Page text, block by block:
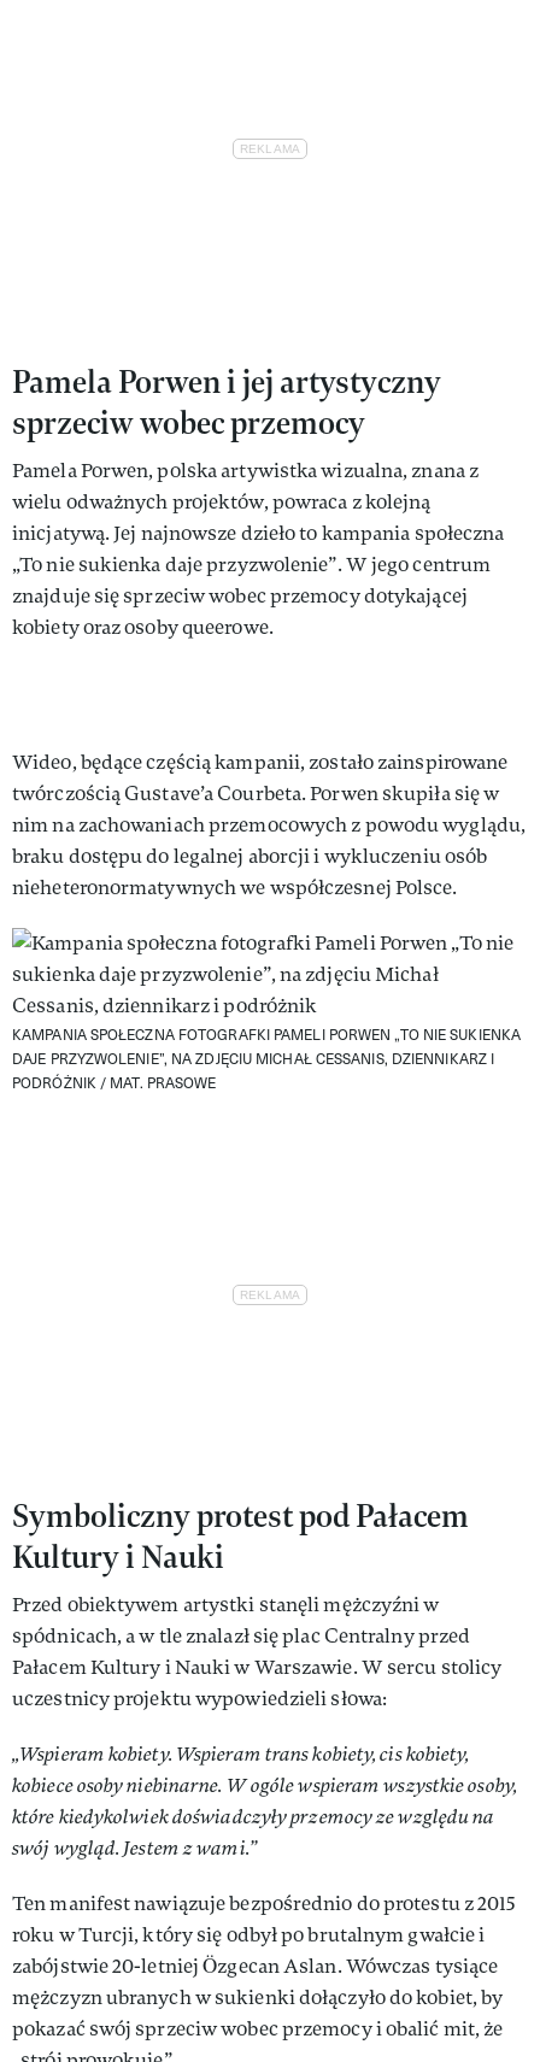
Pamela Porwen i jej artystyczny
sprzeciw wobec przemocy
Pamela Porwen, polska artywistka wizualna, znana z
wielu odważnych projektów, powraca z kolejną
inicjatywą. Jej najnowsze dzieło to kampania społeczna
„To nie sukienka daje przyzwolenie”. W jego centrum
znajduje się sprzeciw wobec przemocy dotykającej
kobiety oraz osoby queerowe.
Wideo, będące częścią kampanii, zostało zainspirowane
twórczością Gustave’a Courbeta. Porwen skupiła się w
nim na zachowaniach przemocowych z powodu wyglądu,
braku dostępu do legalnej aborcji i wykluczeniu osób
nieheteronormatywnych we współczesnej Polsce.
KAMPANIA SPOŁECZNA FOTOGRAFKI PAMELI PORWEN „TO NIE SUKIENKA
DAJE PRZYZWOLENIE”, NA ZDJĘCIU MICHAŁ CESSANIS, DZIENNIKARZ I
PODRÓŻNIK / MAT. PRASOWE
Symboliczny protest pod Pałacem
Kultury i Nauki
Przed obiektywem artystki stanęli mężczyźni w
spódnicach, a w tle znalazł się plac Centralny przed
Pałacem Kultury i Nauki w Warszawie. W sercu stolicy
uczestnicy projektu wypowiedzieli słowa:
„Wspieram kobiety. Wspieram trans kobiety, cis kobiety,
kobiece osoby niebinarne. W ogóle wspieram wszystkie osoby,
które kiedykolwiek doświadczyły przemocy ze względu na
swój wygląd. Jestem z wami.”
Ten manifest nawiązuje bezpośrednio do protestu z 2015
roku w Turcji, który się odbył po brutalnym gwałcie i
zabójstwie 20-letniej Özgecan Aslan. Wówczas tysiące
mężczyzn ubranych w sukienki dołączyło do kobiet, by
pokazać swój sprzeciw wobec przemocy i obalić mit, że